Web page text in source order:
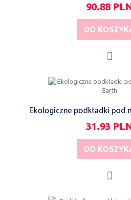
90.88
DO
Ekologiczne podkładki pod
31.93
DO